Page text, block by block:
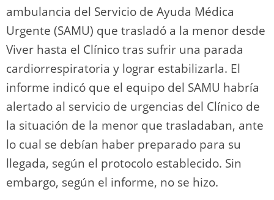
ambulancia del Servicio de Ayuda Médica
Urgente (SAMU) que trasladó a la menor desde
Viver hasta el Clínico tras sufrir una parada
cardiorrespiratoria y lograr estabilizarla. El
informe indicó que el equipo del SAMU habría
alertado al servicio de urgencias del Clínico de
la situación de la menor que trasladaban, ante
lo cual se debían haber preparado para su
llegada, según el protocolo establecido. Sin
embargo, según el informe, no se hizo.